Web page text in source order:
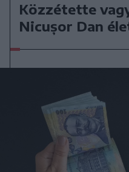
Közzétette
Nicușor Dan